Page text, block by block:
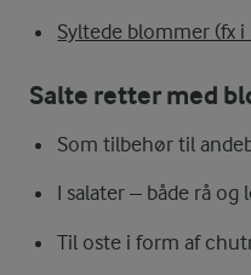
Syltede blommer (fx
Salte retter med
Som tilbehør til
I salater – både rå og
Til oste i form af